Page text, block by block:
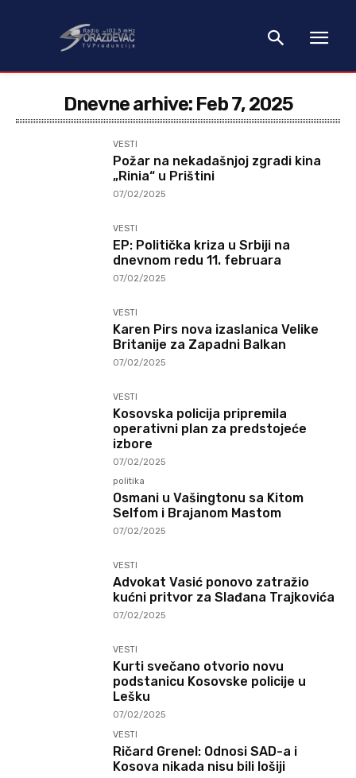
Dnevne arhive: Feb 7, 2025
VESTI
Požar na nekadašnjoj zgradi kina
„Rinia“ u Prištini
07/02/2025
VESTI
EP: Politička kriza u Srbiji na
dnevnom redu 11. februara
07/02/2025
VESTI
Karen Pirs nova izaslanica Velike
Britanije za Zapadni Balkan
07/02/2025
VESTI
Kosovska policija pripremila
operativni plan za predstojeće
izbore
07/02/2025
politika
Osmani u Vašingtonu sa Kitom
Selfom i Brajanom Mastom
07/02/2025
VESTI
Advokat Vasić ponovo zatražio
kućni pritvor za Slađana Trajkovića
07/02/2025
VESTI
Kurti svečano otvorio novu
podstanicu Kosovske policije u
Lešku
07/02/2025
VESTI
Ričard Grenel: Odnosi SAD-a i
Kosova nikada nisu bili lošiji